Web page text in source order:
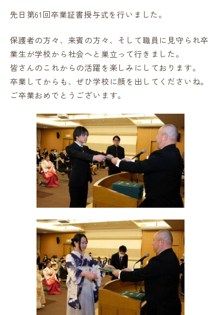
先日第61回卒業証書授与式を行いました。
保護者の方々、来賓の方々、そして職員に見守られ卒
業生が学校から社会へと巣立って行きました。
皆さんのこれからの活躍を楽しみにしております。
卒業してからも、ぜひ学校に顔を出してくださいね。
ご卒業おめでとうございます。